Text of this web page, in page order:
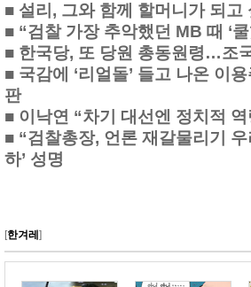
■ 설리, 그와 함께 할머니가 되고
■ “검찰 가장 추악했던 MB 때 ‘
■ 한국당, 또 당원 총동원령…조
■ 국감에 ‘리얼돌’ 들고 나온 이
판
■ 이낙연 “차기 대선엔 정치적
■ “검찰총장, 언론 재갈물리기
하’ 성명
[한겨레 ]